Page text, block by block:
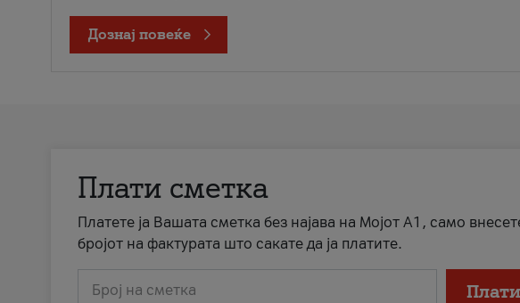
Дознај повеќе
Плати сметка
Платете ја Вашата сметка без најава на Мојот А1, само
бројот на фактурата што сакате да ја платите.
Број на сметка Плати